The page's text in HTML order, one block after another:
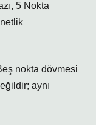
5 Nokta
nokta dövmesi
aynı